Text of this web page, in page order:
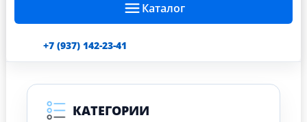
Каталог
+7 (937) 142-23-41
КАТЕГОРИИ